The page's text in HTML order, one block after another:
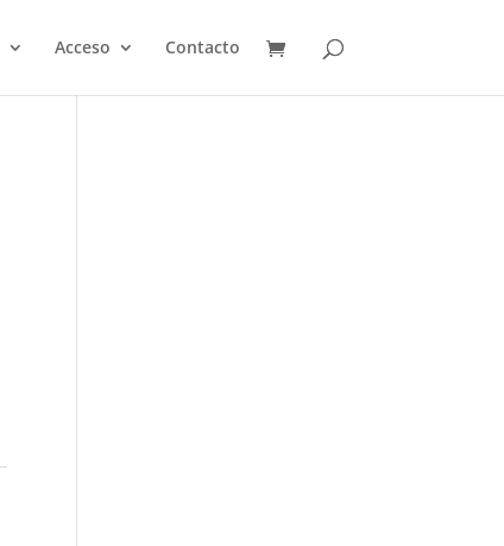
Acceso Contacto